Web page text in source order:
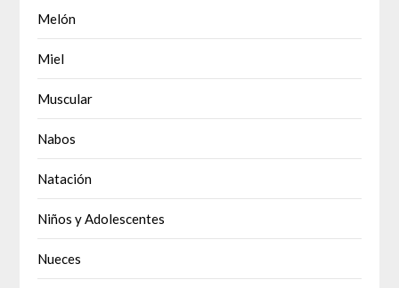
Melón
Miel
Muscular
Nabos
Natación
Niños y Adolescentes
Nueces